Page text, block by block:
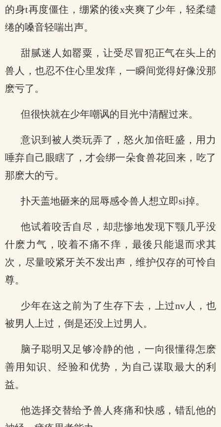
的身t再度僵住，绷紧的後x夹爽了少年，轻柔缱
绻的嗓音轻喘出声。
甜腻迷人如罂粟，让受尽冒犯正气在头上的
兽人，也忍不住心里发痒，一瞬间觉得好像没那
麽亏了。
但很快就在少年嘲讽的目光中清醒过来。
意识到被人类玩弄了，怒火加倍旺盛，用力
唾弃自己眼瞎了，才会绑一朵食兽花回来，吃了
那麽大的亏。
扑天盖地砸来的屈辱感令兽人想立即si掉。
他试着咬舌自尽，却悲惨地发现下颚几乎没
什麽力气，咬着不痛不痒，最後只能退而求其
次，尽量咬紧牙关不发出声，维护仅存的可怜自
尊。
少年在这之前为了生存下去，上过nv人，也
被男人上过，倒是还没上过男人。
脑子聪明又足够冷静的他，一向很懂得怎麽
善用知识、经验和优势，为自己谋取最大的利
益。
他选择交替给予兽人疼痛和快感，错乱他的